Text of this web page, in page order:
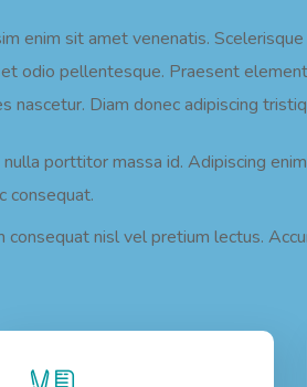
enim sit amet venenatis.
odio pellentesque. Praesent
Diam donec adipiscing
porttitor massa id. Adipiscing
consequat.
nisl vel pretium lectus.